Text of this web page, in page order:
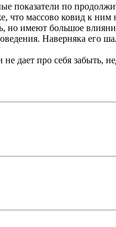
показатели по
что массово ковид к
имеют большое
Наверняка его
про себя забыть,